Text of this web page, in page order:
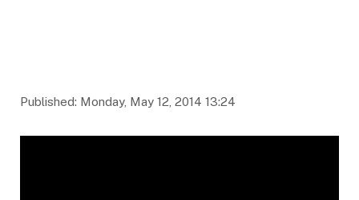
Published: Monday, May 12, 2014 13:24